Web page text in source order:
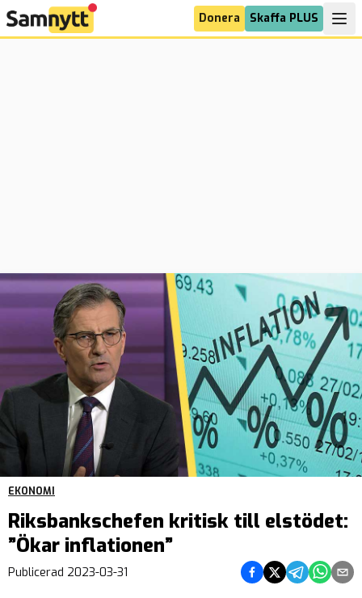
Donera Skaffa PLUS
EKONOMI
Riksbankschefen kritisk till elstödet:
”Ökar inflationen”
Publicerad 2023-03-31 Dela på Facebook
Dela på Twitter
Dela påDela på
Dela